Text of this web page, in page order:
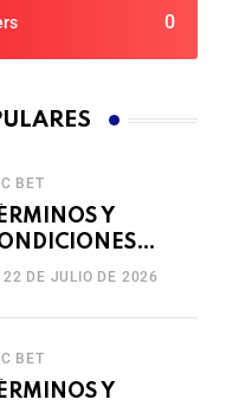
0
BET
Y
COMPITE,
22 DE JULIO DE 2026
BET
Y